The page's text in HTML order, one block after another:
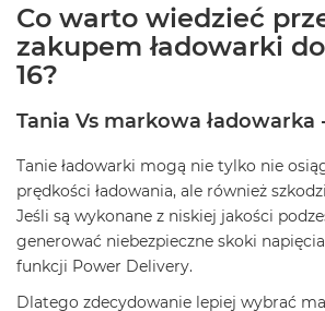
A
M
c
o
o
k
A
i
2
4
Co warto wiedzieć
zakupem ładowarki
16?
Tania Vs markowa ładowarka
Tanie ładowarki mogą nie tylko nie
prędkości ładowania, ale również
Jeśli są wykonane z niskiej jakości
generować niebezpieczne skoki
funkcji Power Delivery.
Dlatego zdecydowanie lepiej wybrać